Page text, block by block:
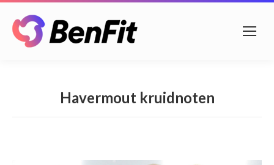
Havermout kruidnoten